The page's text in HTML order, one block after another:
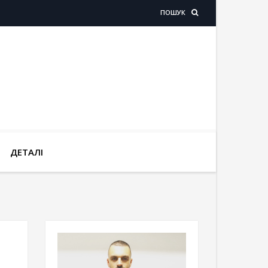
ПОШУК
ДЕТАЛІ